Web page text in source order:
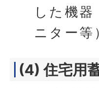
した機
ニター
(4) 住宅用